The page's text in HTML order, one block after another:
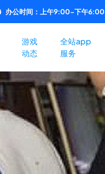
办公时间：上午9:00-下午6:00
游戏
动态
全站app
服务